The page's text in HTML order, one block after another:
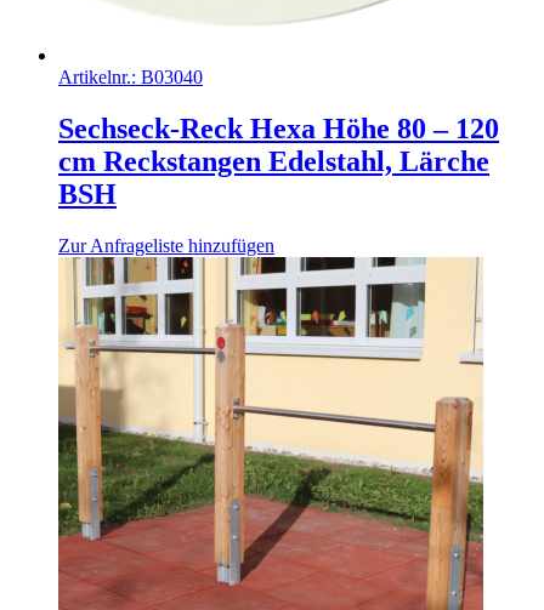
Artikelnr.: B03040
Sechseck-Reck Hexa Höhe 80 – 120
cm Reckstangen Edelstahl, Lärche
BSH
Zur Anfrageliste hinzufügen